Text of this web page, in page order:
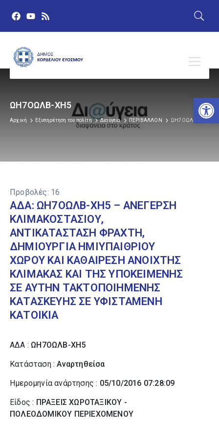
ΩΗ7ΟΩΛΒ-ΧΗ5
Αρχική Εξυπηρέτηση του πολίτη Διαύγεια ΠΕΡΙΒΑΛΛΟΝ ΩΗ7ΟΩΛΒ-ΧΗ5
Προβολές: 16
ΑΔΑ: ΩΗ7ΟΩΛΒ-ΧΗ5 – ΑΝΕΓΕΡΣΗ
ΚΛΙΜΑΚΟΣΤΑΣΙΟΥ,
ΑΝΤΙΚΑΤΑΣΤΑΣΗ ΦΡΑΧΤΗ,
ΔΗΜΙΟΥΡΓΙΑ ΗΜΙΥΠΑΙΘΡΙΟΥ
ΧΩΡΟΥ ΚΑΙ ΚΑΘΑΙΡΕΣΗ ΑΝΟΙΧΤΗΣ
ΚΛΙΜΑΚΑΣ ΚΑΙ ΤΗΣ ΥΠΟΚΕΙΜΕΝΗΣ
ΣΕ ΑΥΤΗΝ ΤΑΚΤΟΠΟΙΗΜΕΝΗΣ
ΚΑΤΑΣΚΕΥΗΣ ΣΕ ΥΦΙΣΤΑΜΕΝΗ
ΚΑΤΟΙΚΙΑ
ΑΔΑ : ΩΗ7ΟΩΛΒ-ΧΗ5
Κατάσταση :Αναρτηθείσα
Ημερομηνία ανάρτησης : 05/10/2016 07:28:09
Είδος : ΠΡΑΞΕΙΣ ΧΩΡΟΤΑΞΙΚΟΥ -
ΠΟΛΕΟΔΟΜΙΚΟΥ ΠΕΡΙΕΧΟΜΕΝΟΥ